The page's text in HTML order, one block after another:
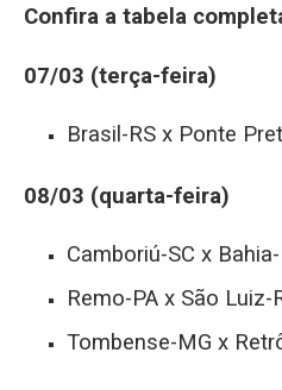
Confira a tabela
07/03 (terça-feira)
Brasil-RS x Ponte
08/03 (quarta-feira)
Camboriú-SC x
Remo-PA x São Luiz-
Tombense-MG x